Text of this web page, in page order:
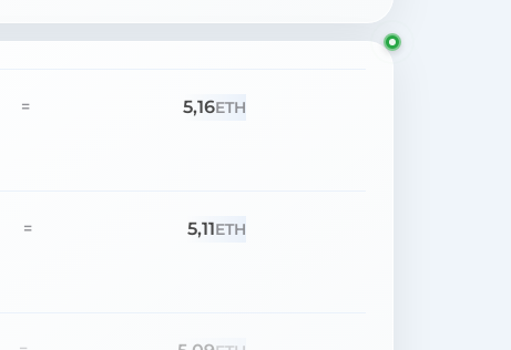
= 5,16ETH
= 5,11ETH